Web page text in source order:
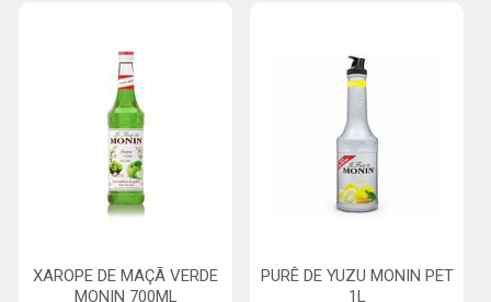
XAROPE DE MAÇÃ VERDE
MONIN 700ML
PURÊ DE YUZU MONIN PET
1L